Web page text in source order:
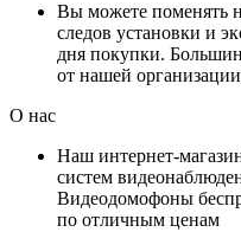
Вы можете поменять
следов установки и
дня покупки.
от нашей
О нас
Наш интернет-
систем
Видеодомофоны
по отличным ценам